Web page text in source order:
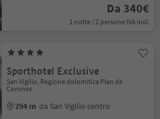
Da 340€
1 notte / 2 persone IVA incl.
Sporthotel Exclusive
San Vigilio, Regione dolomitica Plan de
Corones
294 m da San Vigilio centro